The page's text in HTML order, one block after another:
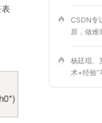
CSDN专
原，做难
杨廷琨、
术+经验”